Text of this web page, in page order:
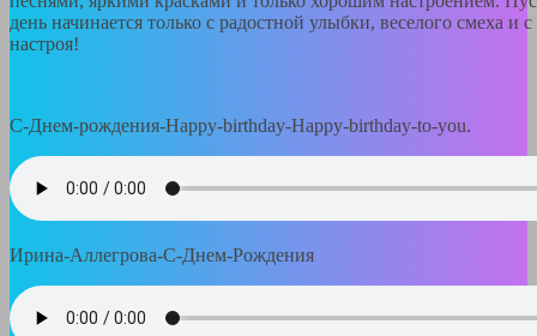
день начинается только с радостной улыбки, веселого смеха и
настроя!
C-Днем-рождения-Happy-birthday-Happy-birthday-to-you.
Ирина-Аллегрова-С-Днем-Рождения